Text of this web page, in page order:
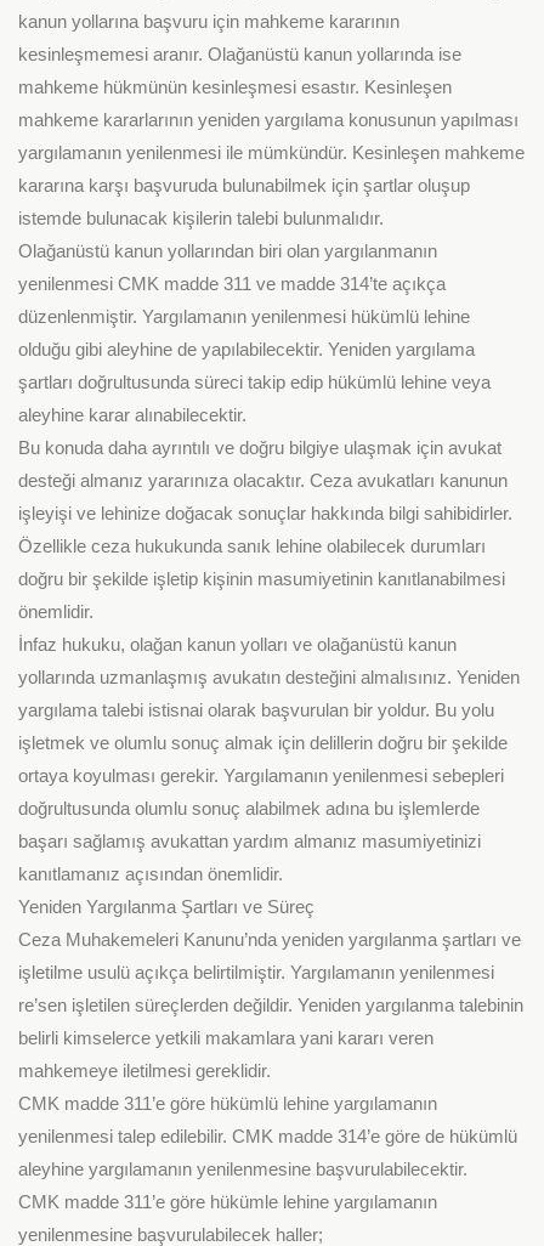
kanun yollarına başvuru için mahkeme kararının
kesinleşmemesi aranır. Olağanüstü kanun yollarında ise
mahkeme hükmünün kesinleşmesi esastır. Kesinleşen
mahkeme kararlarının yeniden yargılama konusunun yapılması
yargılamanın yenilenmesi ile mümkündür. Kesinleşen mahkeme
kararına karşı başvuruda bulunabilmek için şartlar oluşup
istemde bulunacak kişilerin talebi bulunmalıdır.
Olağanüstü kanun yollarından biri olan yargılanmanın
yenilenmesi CMK madde 311 ve madde 314’te açıkça
düzenlenmiştir. Yargılamanın yenilenmesi hükümlü lehine
olduğu gibi aleyhine de yapılabilecektir. Yeniden yargılama
şartları doğrultusunda süreci takip edip hükümlü lehine veya
aleyhine karar alınabilecektir.
Bu konuda daha ayrıntılı ve doğru bilgiye ulaşmak için avukat
desteği almanız yararınıza olacaktır. Ceza avukatları kanunun
işleyişi ve lehinize doğacak sonuçlar hakkında bilgi sahibidirler.
Özellikle ceza hukukunda sanık lehine olabilecek durumları
doğru bir şekilde işletip kişinin masumiyetinin kanıtlanabilmesi
önemlidir.
İnfaz hukuku, olağan kanun yolları ve olağanüstü kanun
yollarında uzmanlaşmış avukatın desteğini almalısınız. Yeniden
yargılama talebi istisnai olarak başvurulan bir yoldur. Bu yolu
işletmek ve olumlu sonuç almak için delillerin doğru bir şekilde
ortaya koyulması gerekir. Yargılamanın yenilenmesi sebepleri
doğrultusunda olumlu sonuç alabilmek adına bu işlemlerde
başarı sağlamış avukattan yardım almanız masumiyetinizi
kanıtlamanız açısından önemlidir.
Yeniden Yargılanma Şartları ve Süreç
Ceza Muhakemeleri Kanunu’nda yeniden yargılanma şartları ve
işletilme usulü açıkça belirtilmiştir. Yargılamanın yenilenmesi
re’sen işletilen süreçlerden değildir. Yeniden yargılanma talebinin
belirli kimselerce yetkili makamlara yani kararı veren
mahkemeye iletilmesi gereklidir.
CMK madde 311’e göre hükümlü lehine yargılamanın
yenilenmesi talep edilebilir. CMK madde 314’e göre de hükümlü
aleyhine yargılamanın yenilenmesine başvurulabilecektir.
CMK madde 311’e göre hükümle lehine yargılamanın
yenilenmesine başvurulabilecek haller;